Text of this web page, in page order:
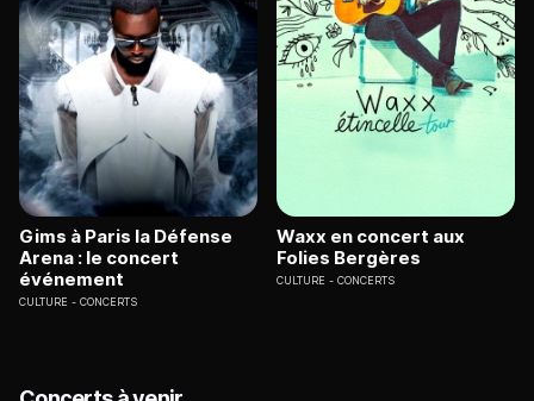
Gims à Paris la Défense
Arena : le concert
événement
CULTURE CONCERTS
Waxx en concert aux
Folies Bergères
CULTURE CONCERTS